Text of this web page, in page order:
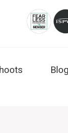
Blog